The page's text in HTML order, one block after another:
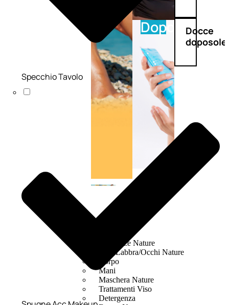
Doposole
Docce
doposole
Fragranze Nature
Viso/Labbra/Occhi Nature
Corpo
Mani
Maschera Nature
Trattamenti Viso
Detergenza
Specchio Tavolo